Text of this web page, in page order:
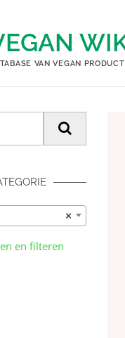
VAN VEGAN
×
en filteren